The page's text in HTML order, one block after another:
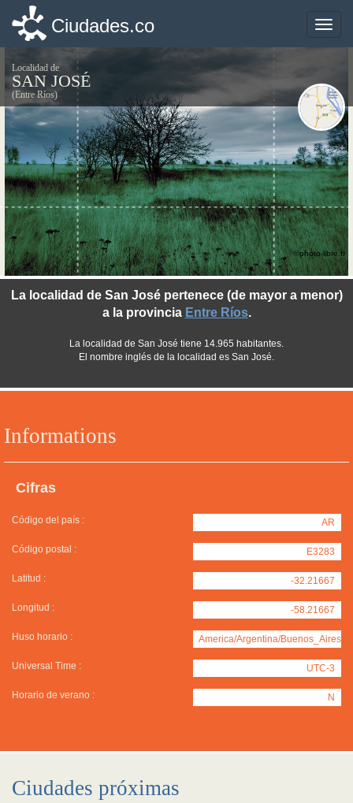
Toggle
Ciudades.co
Localidad de
SAN JOSÉ
(Entre Ríos)
Informations
Cifras
Código del país : AR
Código postal : E3283
Latitud : -32.21667
Longitud : -58.21667
Huso horario : America/Argentina/Buenos_Aires
Universal Time : UTC-3
Horario de verano : N
La localidad de San José pertenece (de mayor a menor)
a la provincia Entre Ríos.
La localidad de San José tiene 14.965 habitantes.
El nombre inglés de la localidad es San José.
©photo-libre.fr
Ciudades próximas
Toggle
Ciudades.co